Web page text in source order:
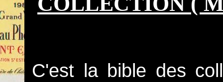
C'est la bible des